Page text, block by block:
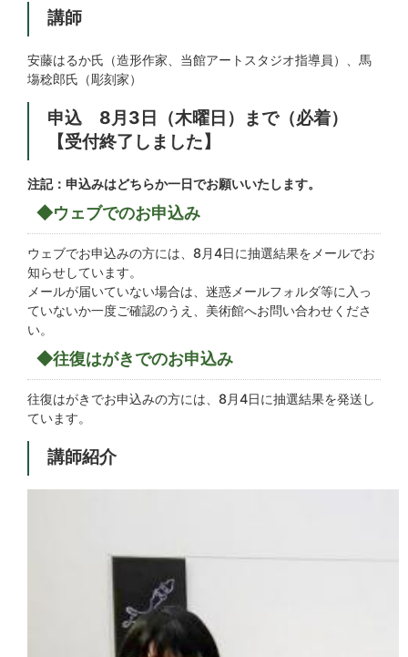
講師
安藤はるか氏（造形作家、当館アートスタジオ指導員）、馬
塲稔郎氏（彫刻家）
申込 8月3日（木曜日）まで（必着）
【受付終了しました】
注記：申込みはどちらか一日でお願いいたします。
◆ウェブでのお申込み
ウェブでお申込みの方には、8月4日に抽選結果をメールでお
知らせしています。
メールが届いていない場合は、迷惑メールフォルダ等に入っ
ていないか一度ご確認のうえ、美術館へお問い合わせくださ
い。
◆往復はがきでのお申込み
往復はがきでお申込みの方には、8月4日に抽選結果を発送し
ています。
講師紹介